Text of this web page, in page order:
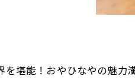
を堪能！おやひなやの魅力